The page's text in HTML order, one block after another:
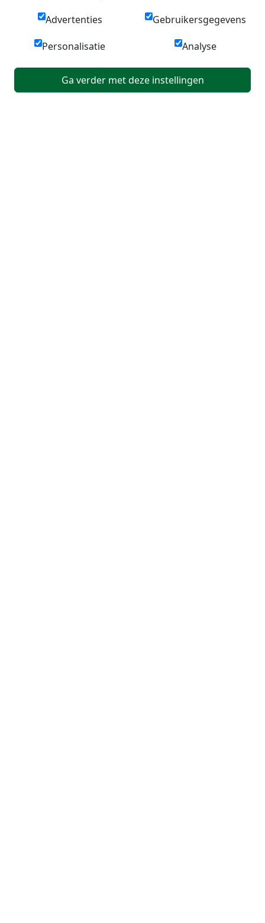
Advertenties Gebruikersgegevens
Personalisatie Analyse
Ga verder met deze instellingen